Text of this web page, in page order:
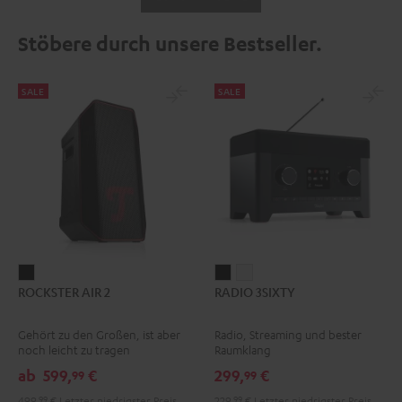
Stöbere durch unsere Bestseller.
AIR
Schwarz
ROCKSTER AIR 2
Gehört zu den Großen, ist aber
noch leicht zu tragen
SALE
ab 599,99 €
3SIXTY3SIXTY
RADIO 3SIXTY
Radio, Streaming und bester
Raumklang
SALE
299,99 €